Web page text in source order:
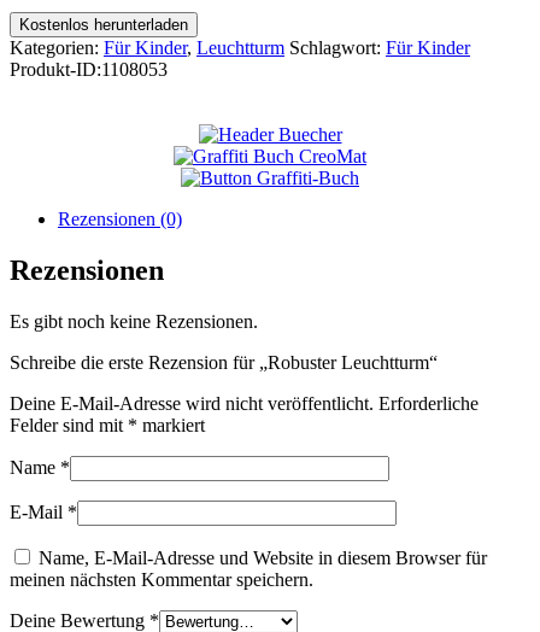
Kostenlos herunterladen
Kategorien: Für Kinder, Leuchtturm Schlagwort: Für Kinder
Produkt-ID:1108053
Rezensionen (0)
Rezensionen
Es gibt noch keine Rezensionen.
Schreibe die erste Rezension für „Robuster Leuchtturm“
Deine E-Mail-Adresse wird nicht veröffentlicht. Erforderliche
Felder sind mit * markiert
Name *
E-Mail *
Name, E-Mail-Adresse und Website in diesem Browser für
meinen nächsten Kommentar speichern.
Deine Bewertung *